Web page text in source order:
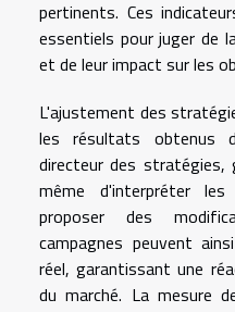
pertinents. Ces
essentiels pour juger de
et de leur impact sur les
L'ajustement des
les résultats obtenus
directeur des
même d'interpréter
proposer des
campagnes peuvent
réel, garantissant une
du marché. La mesure